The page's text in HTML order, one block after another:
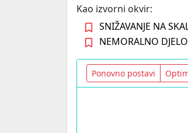
Kao izvorni okvir:
SNIŽAVANJE NA
NEMORALNO
Ponovno postavi